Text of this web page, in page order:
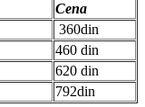
Cena
360din
460 din
620 din
792din